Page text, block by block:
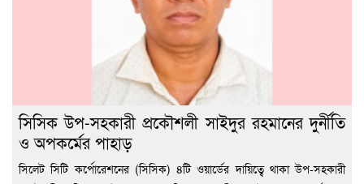
সিসিক উপ-সহকারী প্রকৌশলী সাইদুর রহমানের দুর্নীতি
ও অপকর্মের পাহাড়
সিলেট সিটি কর্পোরেশনের (সিসিক) ৪টি ওয়ার্ডের দায়িত্বে থাকা উপ-সহকারী